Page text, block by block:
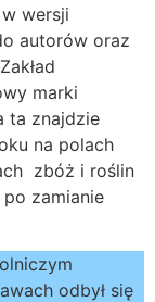
wersji
autorów oraz
marki
ta znajdzie
na polach
zbóż i roślin
zamianie
odbył się